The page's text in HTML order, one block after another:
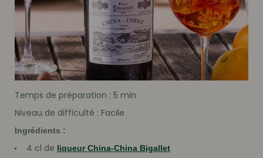
Temps de préparation : 5 min
Niveau de difficulté : Facile
Ingrédients :
4 cl de liqueur China-China Bigallet